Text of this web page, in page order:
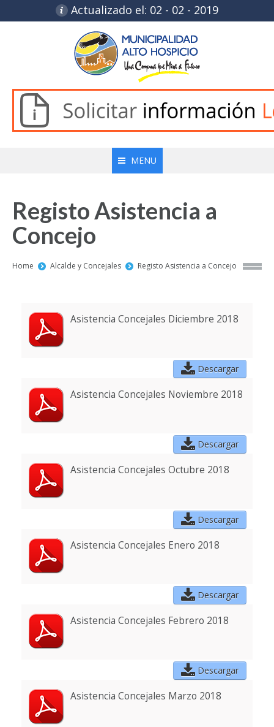
Actualizado el: 02 - 02 - 2019
MENU
Registo Asistencia a
Concejo
You are here:
Home Alcalde y Concejales Registo Asistencia a Concejo
Asistencia Concejales Diciembre 2018
Descargar
Asistencia Concejales Noviembre 2018
Descargar
Asistencia Concejales Octubre 2018
Descargar
Asistencia Concejales Enero 2018
Descargar
Asistencia Concejales Febrero 2018
Descargar
Asistencia Concejales Marzo 2018